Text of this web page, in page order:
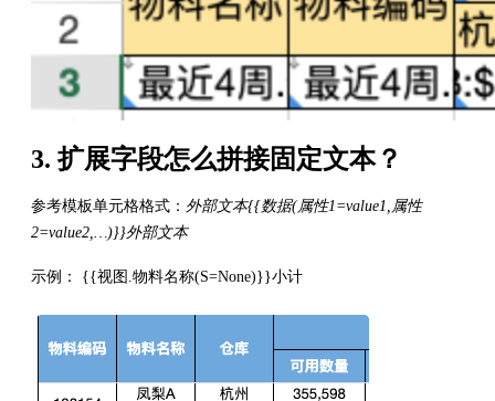
3. 扩展字段怎么拼接固定文本？
参考模板单元格格式： 外部文本{{数据(属性1=value1,属性
2=value2,…)}}外部文本
示例： {{视图.物料名称(S=None)}}小计